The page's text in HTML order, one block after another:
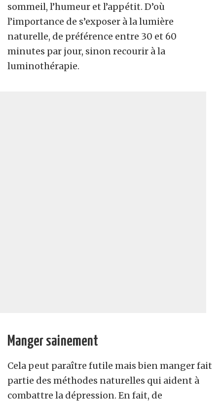
sommeil, l’humeur et l’appétit. D’où
l’importance de s’exposer à la lumière
naturelle, de préférence entre 30 et 60
minutes par jour, sinon recourir à la
luminothérapie.
Manger sainement
Cela peut paraître futile mais bien manger fait
partie des méthodes naturelles qui aident à
combattre la dépression. En fait, de